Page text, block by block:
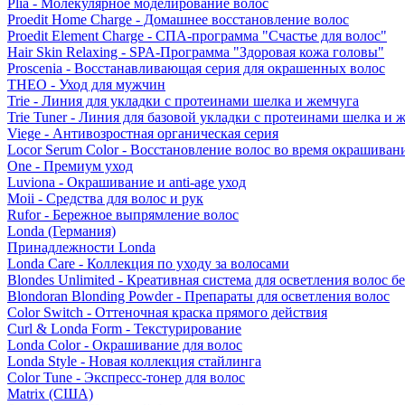
Plia - Молекулярное моделирование волос
Proedit Home Charge - Домашнее восстановление волос
Proedit Element Charge - СПА-программа "Счастье для волос"
Hair Skin Relaxing - SPA-Программа "Здоровая кожа головы"
Proscenia - Восстанавливающая серия для окрашенных волос
THEO - Уход для мужчин
Trie - Линия для укладки с протеинами шелка и жемчуга
Trie Tuner - Линия для базовой укладки с протеинами шелка и
Viege - Антивозростная органическая серия
Locor Serum Color - Восстановление волос во время
One - Премиум уход
Luviona - Окрашивание и anti-age уход
Moii - Средства для волос и рук
Rufor - Бережное выпрямление волос
Londa (Германия)
Принадлежности Londa
Londa Care - Коллекция по уходу за волосами
Blondes Unlimited - Креативная система для осветления волос
Blondoran Blonding Powder - Препараты для осветления волос
Color Switch - Оттеночная краска прямого действия
Curl & Londa Form - Текстурирование
Londa Color - Окрашивание для волос
Londa Style - Новая коллекция стайлинга
Color Tune - Экспресс-тонер для волос
Matrix (США)